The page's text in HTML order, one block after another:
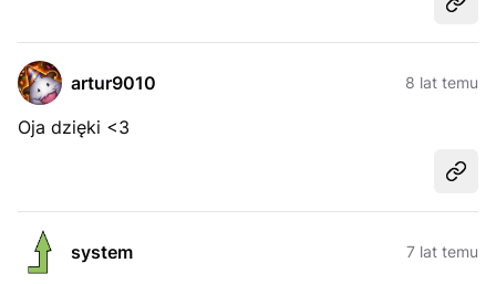
artur9010 8 lat temu
Oja dzięki <3
system 7 lat temu